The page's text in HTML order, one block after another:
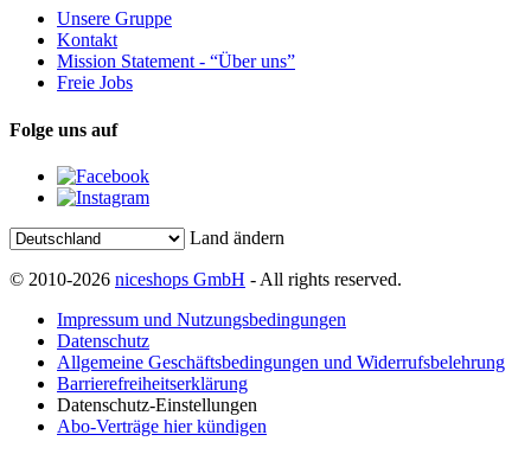
Unsere Gruppe
Kontakt
Mission Statement - “Über uns”
Freie Jobs
Folge uns auf
Land ändern
© 2010-2026 niceshops GmbH - All rights reserved.
Impressum und Nutzungsbedingungen
Datenschutz
Allgemeine Geschäftsbedingungen und Widerrufsbelehrung
Barrierefreiheitserklärung
Datenschutz-Einstellungen
Abo-Verträge hier kündigen